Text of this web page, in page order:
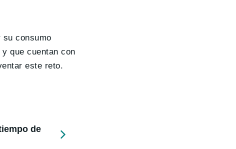
consumo
que cuentan con
este reto.
de